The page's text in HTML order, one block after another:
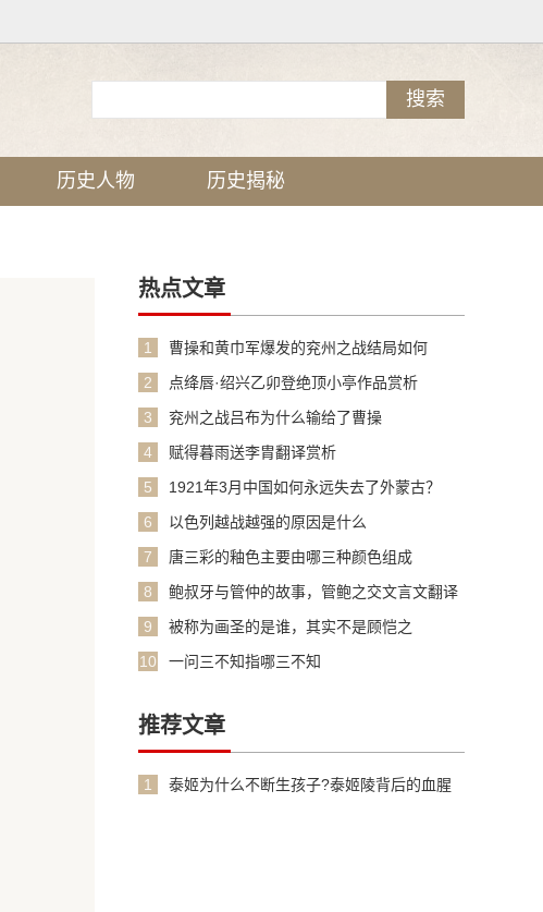
历史人物 历史揭秘
热点文章
1
曹操和黄巾军爆发的兖州之战结局如何
2
点绛唇·绍兴乙卯登绝顶小亭作品赏析
3
兖州之战吕布为什么输给了曹操
4
赋得暮雨送李胄翻译赏析
5
1921年3月中国如何永远失去了外蒙古？
6
以色列越战越强的原因是什么
7
唐三彩的釉色主要由哪三种颜色组成
8
鲍叔牙与管仲的故事，管鲍之交文言文翻译
9
被称为画圣的是谁，其实不是顾恺之
10
一问三不知指哪三不知
推荐文章
1
泰姬为什么不断生孩子?泰姬陵背后的血腥